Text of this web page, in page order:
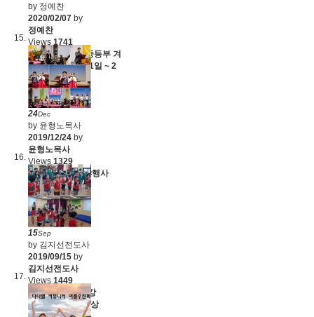
by 정예찬
2020/02/07 by
정예찬
Views 1741
2020 요셉피아 중등부 겨
울 수련회 (1월 31일 ~ 2
월 1일)
24Dec
by 윤형노목사
2019/12/24 by
윤형노목사
Views 1329
2019년 성탄전야행사
(19.12.22)
15Sep
by 김지선전도사
2019/09/15 by
김지선전도사
Views 1449
어와나 2학기 개강
(2019.09.18)+영상